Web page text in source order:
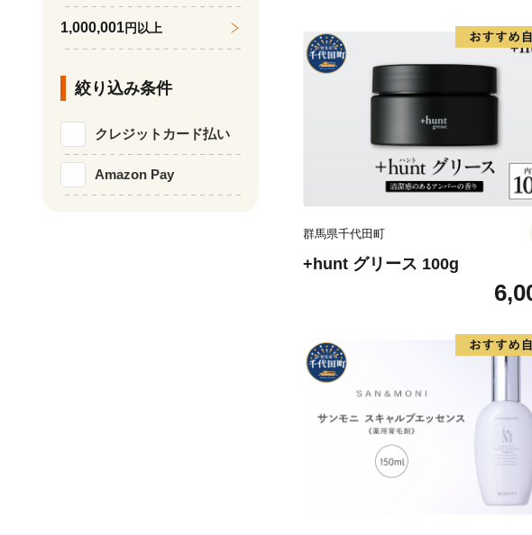
群馬県千代田町
+hunt グリース 100g
1,000,001円以上
絞り込み条件
クレジットカード払い
Amazon Pay